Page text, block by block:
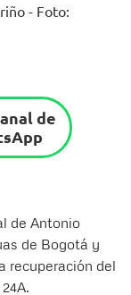
- Foto:
de
de Antonio
de Bogotá y
recuperación del